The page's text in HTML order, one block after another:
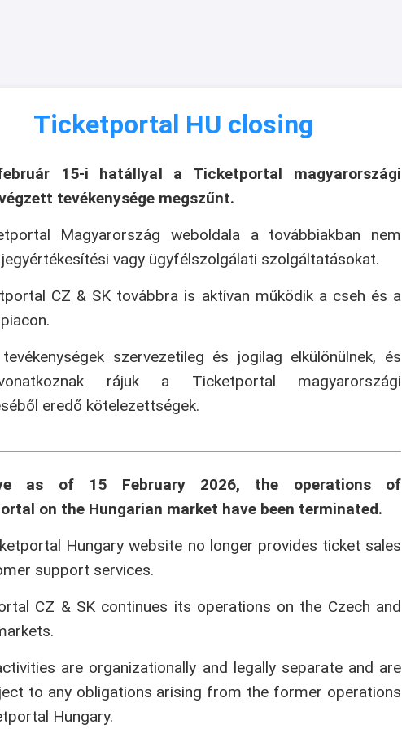
Ticketportal HU closing
15-i hatállyal a Ticketportal magyarországi
tevékenysége megszűnt.
Magyarország weboldala a továbbiakban nem
vagy ügyfélszolgálati szolgáltatásokat.
CZ & SK továbbra is aktívan működik a cseh és a
szervezetileg és jogilag elkülönülnek, és
rájuk a Ticketportal magyarországi
eredő kötelezettségek.
as of 15 February 2026, the operations of
on the Hungarian market have been terminated.
Hungary website no longer provides ticket sales
support services.
CZ & SK continues its operations on the Czech and
are organizationally and legally separate and are
to any obligations arising from the former operations
Hungary.